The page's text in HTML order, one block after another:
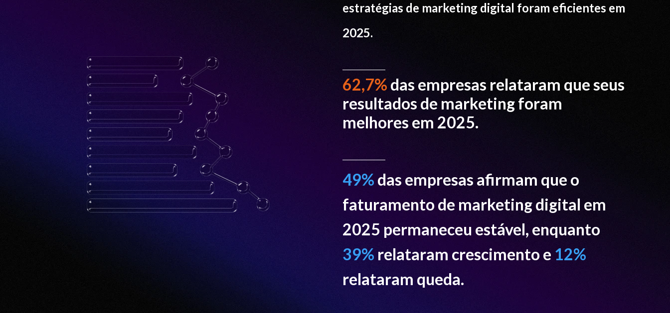
estratégias de marketing digital foram eficientes em
2025.
62,7% das empresas relataram que seus
resultados de marketing foram
melhores em 2025.
49% das empresas afirmam que o
faturamento de marketing digital em
2025 permaneceu estável, enquanto
39% relataram crescimento e 12%
relataram queda.